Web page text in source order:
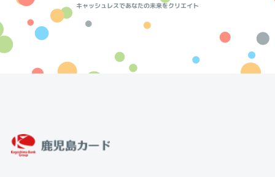
キャッシュレスであなたの未来をクリエイト